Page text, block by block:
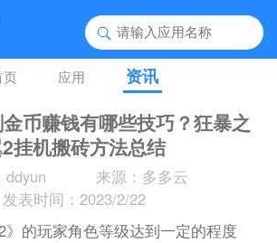
应用 资讯
币赚钱有哪些技巧？狂暴之
挂机搬砖方法总结
ddyun
来源：多多云
发表时间：2023/2/22
》的玩家角色等级达到一定的程度